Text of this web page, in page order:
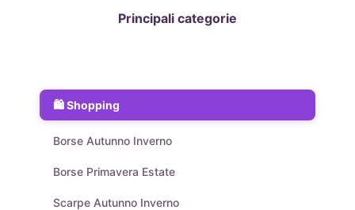
Principali categorie
Shopping
Borse Autunno Inverno
Borse Primavera Estate
Scarpe Autunno Inverno